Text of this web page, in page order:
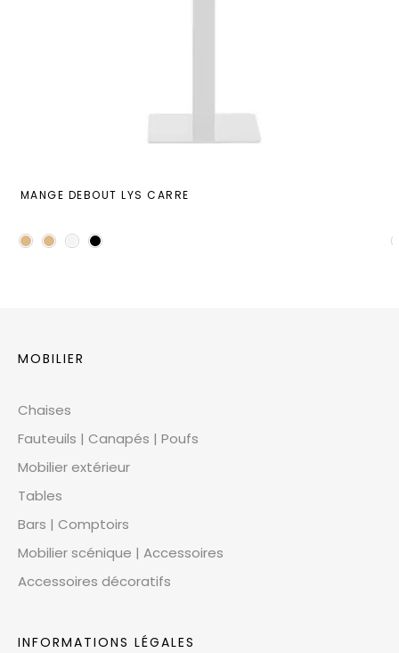
MANGE DEBOUT LYS CARRE
MOBILIER
Chaises
Fauteuils | Canapés | Poufs
Mobilier extérieur
Tables
Bars | Comptoirs
Mobilier scénique | Accessoires
Accessoires décoratifs
INFORMATIONS LÉGALES